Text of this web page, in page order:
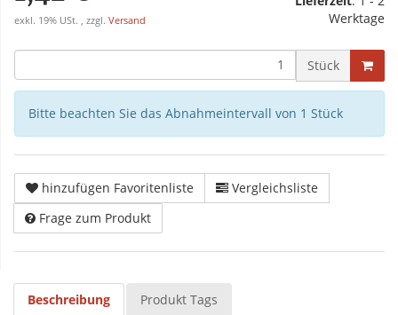
exkl. 19% USt. , zzgl. Versand
Werktage
Stück
Bitte beachten Sie das Abnahmeintervall von 1 Stück
hinzufügen Favoritenliste
Vergleichsliste
Frage zum Produkt
Beschreibung Produkt Tags